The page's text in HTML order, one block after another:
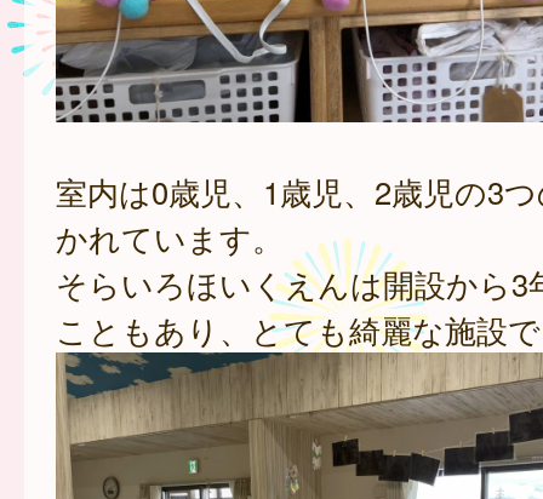
室内は0歳児、1歳児、2歳児の3
かれています。
そらいろほいくえんは開設から3
こともあり、とても綺麗な施設